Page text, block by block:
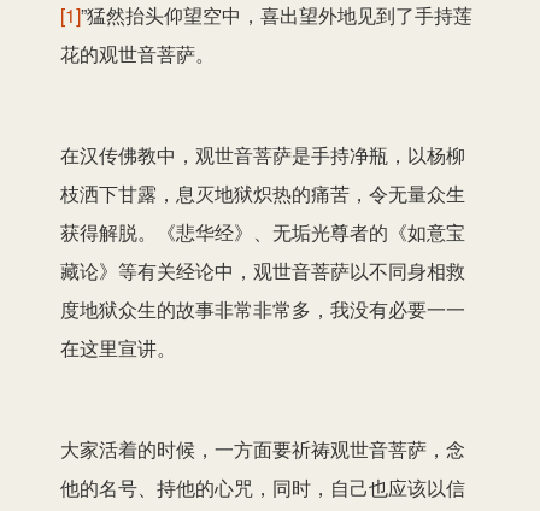
[1]”猛然抬头仰望空中，喜出望外地见到了手持莲
花的观世音菩萨。
在汉传佛教中，观世音菩萨是手持净瓶，以杨柳
枝洒下甘露，息灭地狱炽热的痛苦，令无量众生
获得解脱。《悲华经》、无垢光尊者的《如意宝
藏论》等有关经论中，观世音菩萨以不同身相救
度地狱众生的故事非常非常多，我没有必要一一
在这里宣讲。
大家活着的时候，一方面要祈祷观世音菩萨，念
他的名号、持他的心咒，同时，自己也应该以信